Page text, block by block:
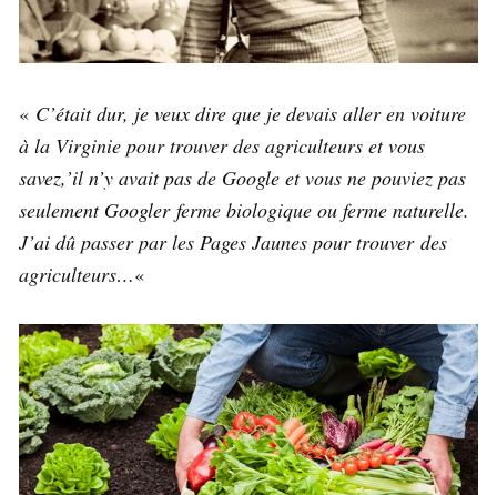
« C’était dur, je veux dire que je devais aller en voiture
à la Virginie pour trouver des agriculteurs et vous
savez,’il n’y avait pas de Google et vous ne pouviez pas
seulement Googler ferme biologique ou ferme naturelle.
J’ai dû passer par les Pages Jaunes pour trouver des
agriculteurs…«